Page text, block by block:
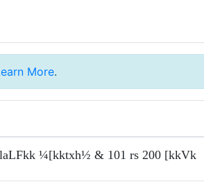
More.
¼[kktxh½ & 101 rs 200 [kkVk